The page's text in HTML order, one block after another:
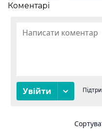
Коментарі